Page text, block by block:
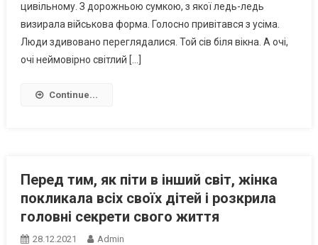
цивільному. З дорожньою сумкою, з якої ледь-ледь
визирала військова форма. Голосно привітався з усіма.
Люди здивовано переглядалися. Той сів біля вікна. А очі,
очі неймовірно світлий […]
Continue...
Перед тим, як піти в інший світ, жінка
покликала всіх своїх дітей і розкрила
головні секрети свого життя
28.12.2021 Admin